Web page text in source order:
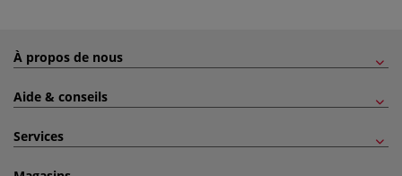
À propos de nous
Aide & conseils
Services